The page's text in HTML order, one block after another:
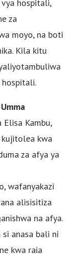
hospitali,
za
moyo, na boti
Kila kitu
hospitali.
Kambu,
kwa
za afya ya
wafanyakazi
alisisitiza
na afya.
si anasa bali ni
kwa raia